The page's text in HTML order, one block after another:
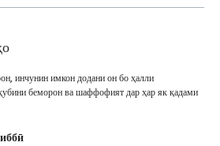
инчунин имкон додани он бо ҳалли
беморон ва шаффофият дар ҳар як қадами